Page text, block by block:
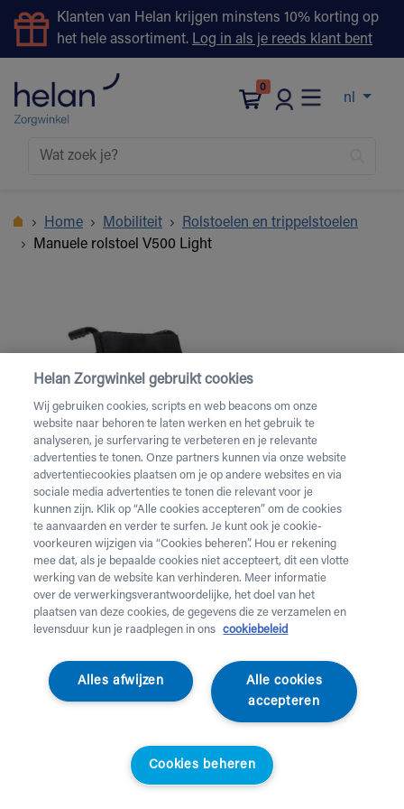
Klanten van Helan krijgen minstens 10% korting op
het hele assortiment. Log in als je reeds klant bent
0
nl
Home Mobiliteit
Rolstoelen en trippelstoelen
Manuele rolstoel V500 Light
Vermeiren
Manuele rolstoel V500
Manuele rolwagen Vermeiren V500 Light
Helan Zorgwinkel gebruikt cookies
Wij gebruiken cookies, scripts en web beacons om onze
website naar behoren te laten werken en het gebruik te
analyseren, je surfervaring te verbeteren en je relevante
advertenties te tonen. Onze partners kunnen via onze website
advertentiecookies plaatsen om je op andere websites en via
sociale media advertenties te tonen die relevant voor je
kunnen zijn. Klik op “Alle cookies accepteren” om de cookies
te aanvaarden en verder te surfen. Je kunt ook je cookie-
voorkeuren wijzigen via “Cookies beheren”. Hou er rekening
mee dat, als je bepaalde cookies niet accepteert, dit een vlotte
werking van de website kan verhinderen. Meer informatie
over de verwerkingsverantwoordelijke, het doel van het
plaatsen van deze cookies, de gegevens die ze verzamelen en
levensduur kun je raadplegen in ons
cookiebeleid
Alle cookies
accepteren
Alles afwijzen
Cookies beheren